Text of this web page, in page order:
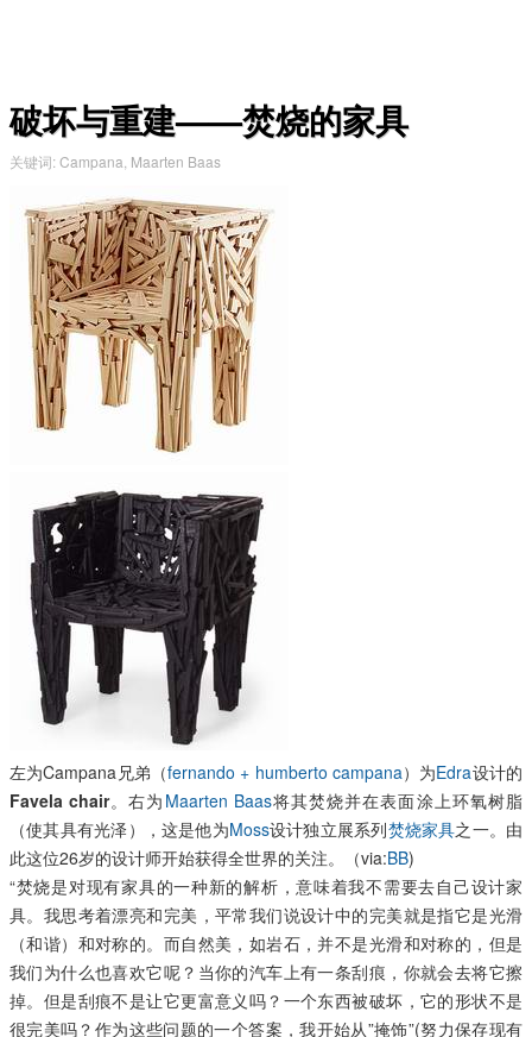
破坏与重建——焚烧的家具
关键词: Campana Maarten Baas
左为Campana兄弟（fernando + humberto campana）为Edra设计的
Favela chair。右为 Maarten Baas将其焚烧并在表面涂上环氧树脂
（使其具有光泽），这是他为Moss设计独立展系列焚烧家具之一。由
此这位26岁的设计师开始获得全世界的关注。（via:BB)
“焚烧是对现有家具的一种新的解析，意味着我不需要去自己设计家
具。我思考着漂亮和完美，平常我们说设计中的完美就是指它是光滑
（和谐）和对称的。而自然美，如岩石，并不是光滑和对称的，但是
我们为什么也喜欢它呢？当你的汽车上有一条刮痕，你就会去将它擦
掉。但是刮痕不是让它更富意义吗？一个东西被破坏，它的形状不是
很完美吗？作为这些问题的一个答案，我开始从”掩饰”(努力保存现有